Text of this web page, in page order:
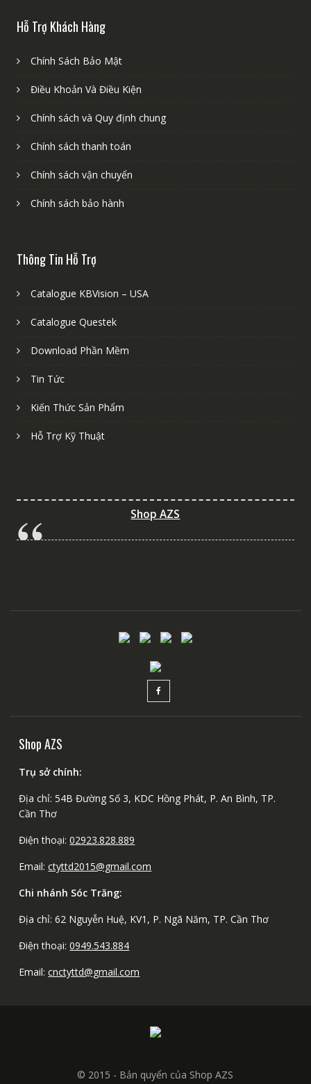
Hỗ Trợ Khách Hàng
Chính Sách Bảo Mật
Điều Khoản Và Điều Kiện
Chính sách và Quy định chung
Chính sách thanh toán
Chính sách vận chuyển
Chính sách bảo hành
Thông Tin Hỗ Trợ
Catalogue KBVision – USA
Catalogue Questek
Download Phần Mềm
Tin Tức
Kiến Thức Sản Phẩm
Hỗ Trợ Kỹ Thuật
Shop AZS
Shop AZS
Trụ sở chính:
Địa chỉ: 54B Đường Số 3, KDC Hồng Phát, P. An Bình, TP.
Cần Thơ
Điện thoại:02923.828.889
Email:ctyttd2015@gmail.com
Chi nhánh Sóc Trăng:
Địa chỉ: 62 Nguyễn Huệ, KV1, P. Ngã Năm, TP. Cần Thơ
Điện thoại:0949.543.884
Email:cnctyttd@gmail.com
© 2015 - Bản quyển của Shop AZS